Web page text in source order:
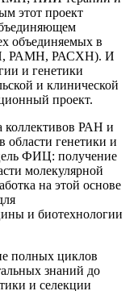
этот проект
объединяемых в
РАМН, РАСХН). И
и генетики
и клинической
проект.
коллективов РАН и
генетики и
ФИЦ: получение
молекулярной
на этой основе
и биотехнологии
полных циклов
знаний до
и селекции